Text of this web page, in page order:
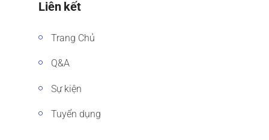
Liên kết
Trang Chủ
Q&A
Sự kiện
Tuyển dụng